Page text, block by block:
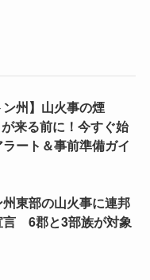
ン州】山火事の煙
が来る前に！今すぐ始
ート＆事前準備ガイ
東部の山火事に連邦
言 6郡と3部族が対象